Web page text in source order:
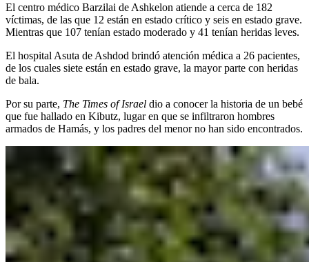
El centro médico Barzilai de Ashkelon atiende a cerca de 182
víctimas, de las que 12 están en estado crítico y seis en estado grave.
Mientras que 107 tenían estado moderado y 41 tenían heridas leves.
El hospital Asuta de Ashdod brindó atención médica a 26 pacientes,
de los cuales siete están en estado grave, la mayor parte con heridas
de bala.
Por su parte, The Times of Israel dio a conocer la historia de un bebé
que fue hallado en Kibutz, lugar en que se infiltraron hombres
armados de Hamás, y los padres del menor no han sido encontrados.